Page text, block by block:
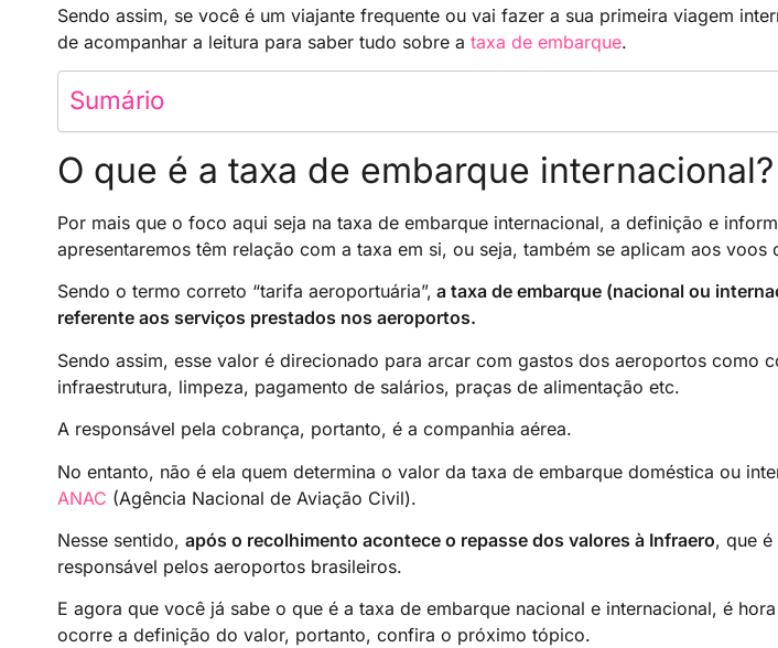
Sendo assim, se você é um viajante frequente ou vai fazer a sua primeira viagem
de acompanhar a leitura para saber tudo sobre a taxa de embarque.
Sumário
O que é a taxa de embarque internacional?
Por mais que o foco aqui seja na taxa de embarque internacional, a definição e
apresentaremos têm relação com a taxa em si, ou seja, também se aplicam aos voos
Sendo o termo correto “tarifa aeroportuária”, a taxa de embarque (nacional ou
referente aos serviços prestados nos aeroportos.
Sendo assim, esse valor é direcionado para arcar com gastos dos aeroportos como
infraestrutura, limpeza, pagamento de salários, praças de alimentação etc.
A responsável pela cobrança, portanto, é a companhia aérea.
No entanto, não é ela quem determina o valor da taxa de embarque doméstica ou
ANAC (Agência Nacional de Aviação Civil).
Nesse sentido, após o recolhimento acontece o repasse dos valores à Infraero, que é
responsável pelos aeroportos brasileiros.
E agora que você já sabe o que é a taxa de embarque nacional e internacional, é
ocorre a definição do valor, portanto, confira o próximo tópico.